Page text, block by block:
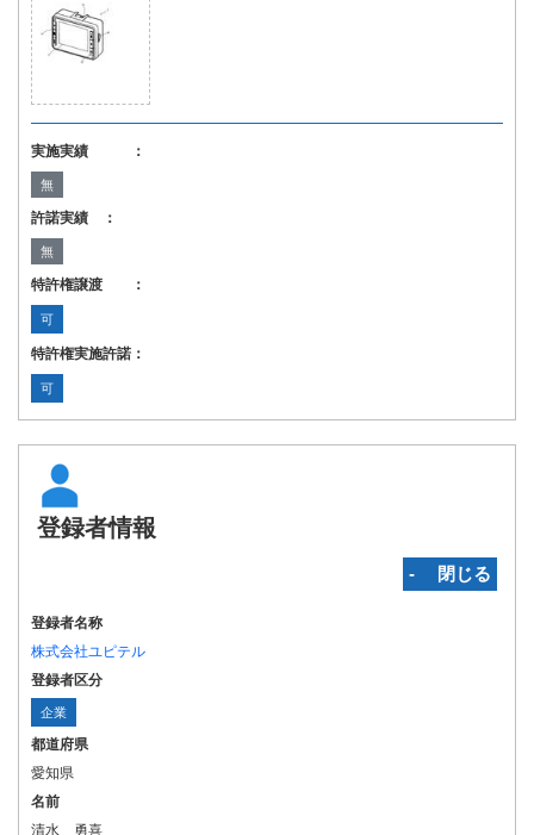
実施実績 ：
無
許諾実績 ：
無
特許権譲渡 ：
可
特許権実施許諾：
可
登録者情報
‐ 閉じる
登録者名称
株式会社ユピテル
登録者区分
企業
都道府県
愛知県
名前
清水 勇喜